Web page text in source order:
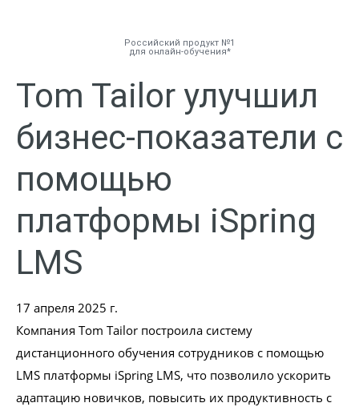
Российский продукт №1
для онлайн-обучения
Инструменты
Решения
Тарифы
Компания
База знаний
Задать вопрос
Мой Аккаунт
Tom Tailor улучшил
бизнес-показатели с
помощью
платформы iSpring
LMS
17 апреля 2025 г.
Компания Tom Tailor построила систему
дистанционного обучения сотрудников с помощью
LMS платформы iSpring LMS, что позволило ускорить
адаптацию новичков, повысить их продуктивность с